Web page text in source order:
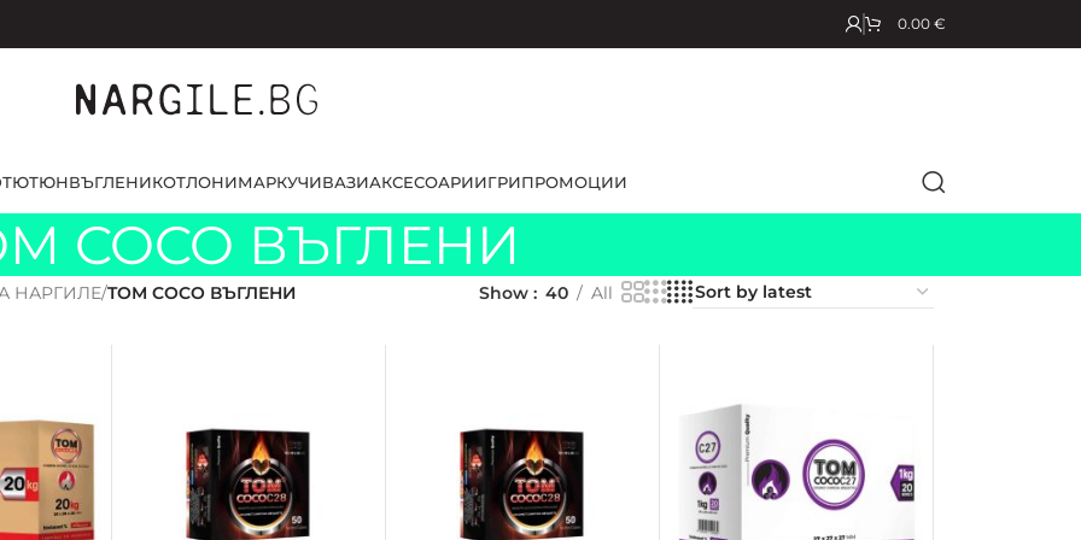
0.00 €
ТЮТЮНВЪГЛЕНИКОТЛОНИМАРКУЧИВАЗИАКСЕСОАРИИГРИПРОМОЦИИ
COCO ВЪГЛЕНИ
НАРГИЛЕ/TOM COCO ВЪГЛЕНИ Show 40 All